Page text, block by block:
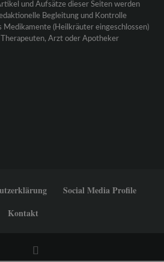
und Aufsätze dieser Seiten werden
Begleitung und Kontrolle
(Heilkräuter eingeschlossen)
Arzt oder Apotheker
Social Media Profile
Kontakt